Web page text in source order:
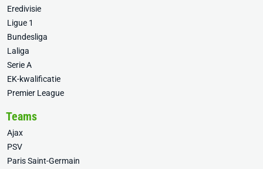
Eredivisie
Ligue 1
Bundesliga
Laliga
Serie A
EK-kwalificatie
Premier League
Teams
Ajax
PSV
Paris Saint-Germain